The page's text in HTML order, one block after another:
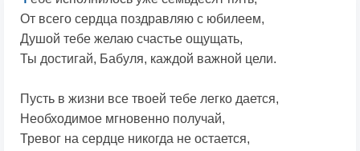
От всего сердца поздравляю с юбилеем,
Душой тебе желаю счастье ощущать,
Ты достигай, Бабуля, каждой важной цели.
Пусть в жизни все твоей тебе легко дается,
Необходимое мгновенно получай,
Тревог на сердце никогда не остается,